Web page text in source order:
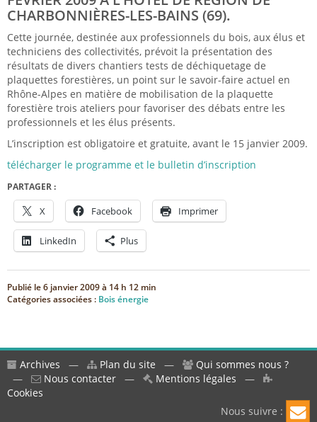
CHARBONNIÈRES-LES-BAINS (69).
Cette journée, destinée aux professionnels du bois, aux élus et
techniciens des collectivités, prévoit la présentation des
résultats de divers chantiers tests de déchiquetage de
plaquettes forestières, un point sur le savoir-faire actuel en
Rhône-Alpes en matière de mobilisation de la plaquette
forestière trois ateliers pour favoriser des débats entre les
professionnels et les élus présents.
L’inscription est obligatoire et gratuite, avant le 15 janvier 2009.
télécharger le programme et le bulletin d’inscription
PARTAGER :
X Facebook Imprimer
LinkedIn Plus
Publié le6 janvier 2009 à 14 h 12 min
Catégories associées : Bois énergie
Archives — Plan du site —
Qui sommes nous ?
—
Nous contacter — Mentions légales —
Cookies
Nous suivre :